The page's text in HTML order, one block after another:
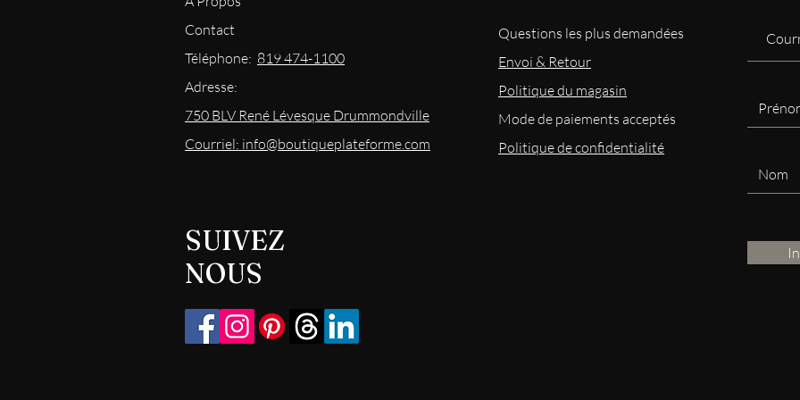
Contact
Téléphone: 819 474-1100
Adresse:
750 BLV René Lévesque Drummondville
Courriel: info@boutiqueplateforme.com
SUIVEZ
NOUS
Questions les plus demandées
Envoi & Retour
Politique du magasin
Modede paiements acceptés
Politique de confidentialité